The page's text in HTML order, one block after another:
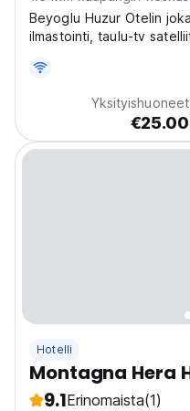
Beyoglu Huzur Otelin
ilmastointi, taulu-tv
rentoutua kiireisen päivän
Yksityishuoneet
€25.00
Hotelli
Montagna Hera
9.1Erinomaista(1)